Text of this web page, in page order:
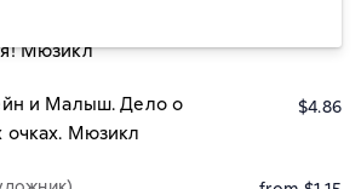
и Малыш. Приключения
Мюзикл
и Малыш. Дело о
очках. Мюзикл
$4.86